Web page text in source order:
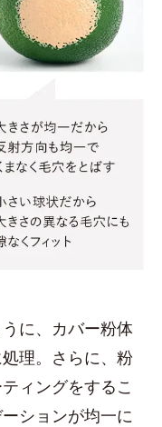
に、カバー粉体
理。さらに、粉
ィングをするこ
ションが均一に